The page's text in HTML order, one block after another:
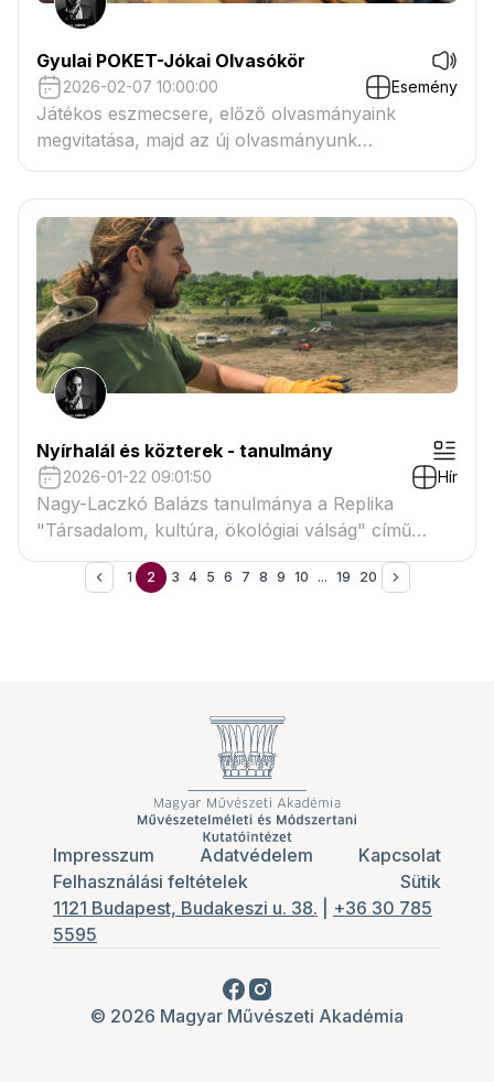
Gyulai POKET-Jókai Olvasókör
2026-02-07 10:00:00 Esemény
Játékos eszmecsere, előző olvasmányaink
megvitatása, majd az új olvasmányunk
megismerése
Nyírhalál és közterek - tanulmány
2026-01-22 09:01:50 Hír
Nagy-Laczkó Balázs tanulmánya a Replika
"Társadalom, kultúra, ökológiai válság" című
különszámában
1 2 3 4 5 6 7 8 9 10 ... 19 20
Impresszum Adatvédelem
Kapcsolat
Felhasználási feltételek
Sütik
1121 Budapest, Budakeszi u. 38.
+36 30 785
5595
© 2026 Magyar Művészeti Akadémia